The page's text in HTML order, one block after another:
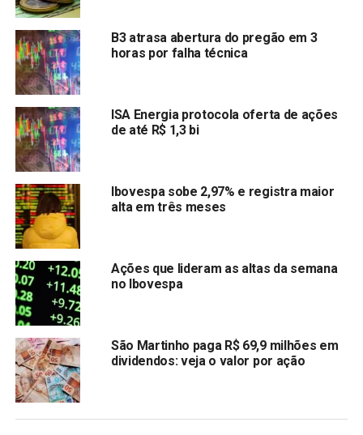
GALA Subiu quase 600%
uma capitalização de mercado de US $ 4,4 bilhões na 46ª
posição. No momento que escrevemos este artigo, o
preço da gala é de $ 0,589684, queda de (-8,6%) nas
últimas 24 horas.
2. Loopring (LRC)
B3 atrasa abertura do pregão em 3
horas por falha técnica
ISA Energia protocola oferta de ações
de até R$ 1,3 bi
Ibovespa sobe 2,97% e registra maior
alta em três meses
Ações que lideram as altas da semana
no Ibovespa
São Martinho paga R$ 69,9 milhões em
dividendos: veja o valor por ação